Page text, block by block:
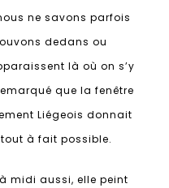
ne savons parfois
dedans ou
là où on s’y
que la fenêtre
Liégeois donnait
à fait possible.
midi aussi, elle peint